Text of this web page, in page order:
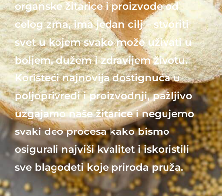
organske žitarice i proizvode od
celog zrna, ima jedan cilj – stvoriti
svet u kojem svako može uživati u
boljem, dužem i zdravijem životu.
Koristeći najnovija dostignuća u
poljoprivredi i proizvodnji, pažljivo
uzgajamo naše žitarice i negujemo
svaki deo procesa kako bismo
osigurali najviši kvalitet i iskoristili
sve blagodeti koje priroda pruža.